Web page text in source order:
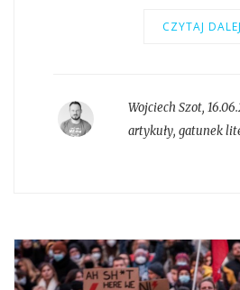
CZYTAJ DALEJ
Wojciech Szot,
artykuły, gatunek